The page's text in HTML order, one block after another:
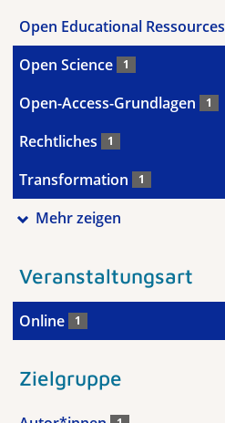
Open Educational Ressources
Open Science 1
Open-Access-Grundlagen 1
Rechtliches 1
Transformation 1
Mehr zeigen
Veranstaltungsart
Online 1
Zielgruppe